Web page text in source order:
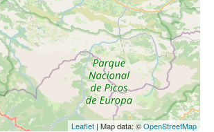
Leaflet | Map data: ©OpenStreetMap